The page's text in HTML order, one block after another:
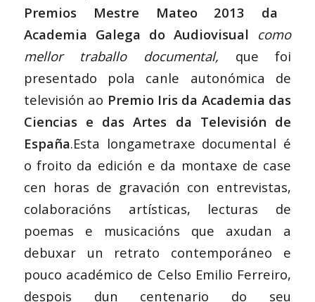
Premios Mestre Mateo 2013 da
Academia Galega do Audiovisual como
mellor traballo documental, que foi
presentado pola canle autonómica de
televisión ao Premio Iris da Academia das
Ciencias e das Artes da Televisión de
España.Esta longametraxe documental é
o froito da edición e da montaxe de case
cen horas de gravación con entrevistas,
colaboracións artísticas, lecturas de
poemas e musicacións que axudan a
debuxar un retrato contemporáneo e
pouco académico de Celso Emilio Ferreiro,
despois dun centenario do seu